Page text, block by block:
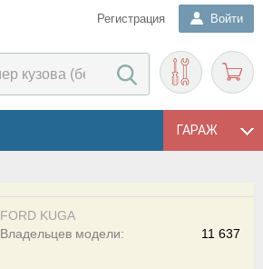
Регистрация Войти
ГАРАЖ
FORD KUGA
11 637
Владельцев модели: